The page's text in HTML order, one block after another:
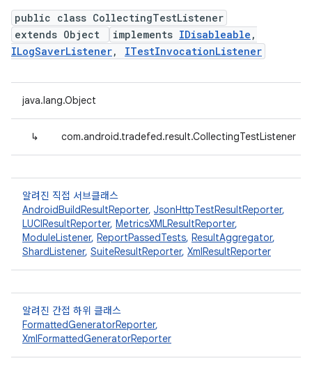
public class CollectingTestListener
extends Object
implements IDisableable ,
ILogSaverListener, ITestInvocationListener
java.lang.Object
↳ com.android.tradefed.result.CollectingTestListener
알려진 직접 서브클래스
AndroidBuildResultReporter, JsonHttpTestResultReporter,
LUCIResultReporter, MetricsXMLResultReporter,
ModuleListener, ReportPassedTests, ResultAggregator,
ShardListener, SuiteResultReporter, XmlResultReporter
알려진 간접 하위 클래스
FormattedGeneratorReporter,
XmlFormattedGeneratorReporter